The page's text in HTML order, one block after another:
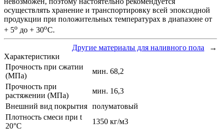
осуществлять хранение и транспортировку всей эпоксидной
продукции при положительных температурах в диапазоне от
+ 5о до + 30оС.
Другие материалы для наливного пола
→
Характеристики
Прочность при сжатии
(МПа)
мин. 68,2
Прочность при
растяжении (МПа)
мин. 16,3
Внешний вид покрытия полуматовый
Плотность смеси при t
20°C
1350 кг/м3